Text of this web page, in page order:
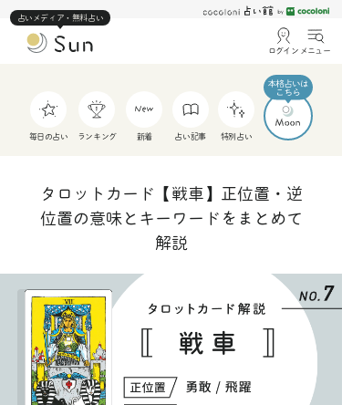
占いメディア・無料占い
ログイン メニュー
毎日の占い ランキング 新着 占い記事 特別占い
タロットカード【戦車】正位置・逆
位置の意味とキーワードをまとめて
解説